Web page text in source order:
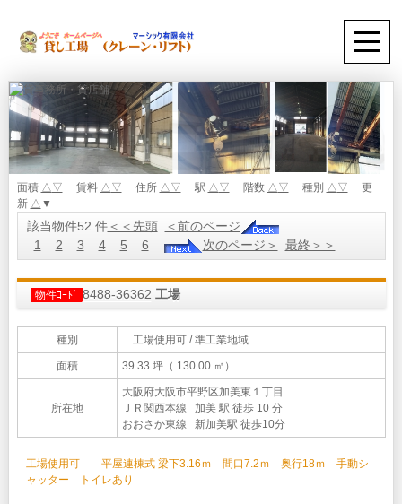
面積 △▽ 賃料 △▽ 住所 △▽ 駅 △▽ 階数 △▽ 種別 △▽ 更
新 △ ▼
該当物件52 件＜＜先頭
＜前のページ
1
2 3 4 5 6 次のページ＞ 最終＞＞
物件ｺｰﾄﾞ 8488-36362 工場
種別 工場使用可 / 準工業地域
面積 39.33 坪（ 130.00 ㎡）
所在地
大阪府大阪市平野区加美東１丁目
ＪＲ関西本線 加美 駅 徒歩 10 分
おおさか東線 新加美駅 徒歩10分
工場使用可 平屋連棟式 梁下3.16ｍ 間口7.2ｍ 奥行18ｍ 手動シ
ャッター トイレあり